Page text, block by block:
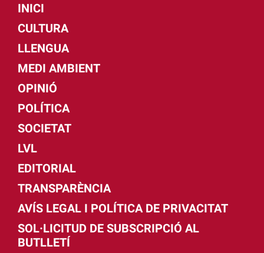
INICI
CULTURA
LLENGUA
MEDI AMBIENT
OPINIÓ
POLÍTICA
SOCIETAT
LVL
EDITORIAL
TRANSPARÈNCIA
AVÍS LEGAL I POLÍTICA DE PRIVACITAT
SOL·LICITUD DE SUBSCRIPCIÓ AL
BUTLLETÍ